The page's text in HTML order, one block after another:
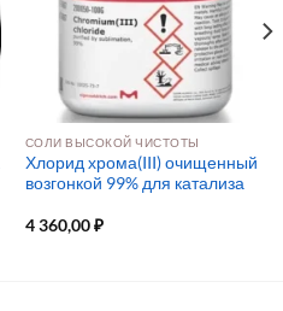
СОЛИ ВЫСОКОЙ ЧИСТОТЫ
Хлорид хрома(III) очищенный
возгонкой 99% для катализа
4 360,00₽